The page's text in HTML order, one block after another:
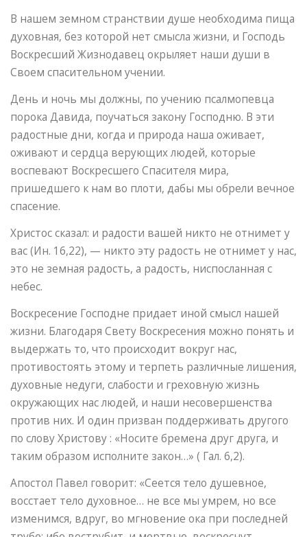
В нашем земном странствии душе необходима пища
духовная, без которой нет смысла жизни, и Господь
Воскресший Жизнодавец окрыляет наши души в
Своем спасительном учении.
День и ночь мы должны, по учению псалмопевца
порока Давида, поучаться закону Господню. В эти
радостные дни, когда и природа наша оживает,
оживают и сердца верующих людей, которые
воспевают Воскресшего Спасителя мира,
пришедшего к нам во плоти, дабы мы обрели вечное
спасение.
Христос сказал: и радости вашей никто не отнимет у
вас (Ин. 16,22), — никто эту радость не отнимет у нас,
это не земная радость, а радость, ниспосланная с
небес.
Воскресение Господне придает иной смысл нашей
жизни. Благодаря Свету Воскресения можно понять и
выдержать то, что происходит вокруг нас,
противостоять этому и терпеть различные лишения,
духовные недуги, слабости и греховную жизнь
окружающих нас людей, и наши несовершенства
против них. И один призван поддерживать другого
по слову Христову : «Носите бремена друг друга, и
таким образом исполните закон…» ( Гал. 6,2).
Апостол Павел говорит: «Сеется тело душевное,
восстает тело духовное… не все мы умрем, но все
изменимся, вдруг, во мгновение ока при последней